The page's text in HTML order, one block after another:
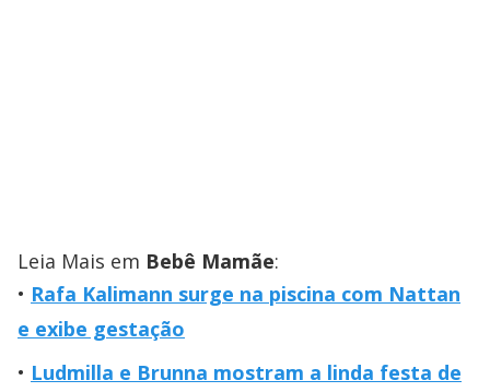
Leia Mais em Bebê Mamãe:
Rafa Kalimann surge na piscina com Nattan
e exibe gestação
Ludmilla e Brunna mostram a linda festa de